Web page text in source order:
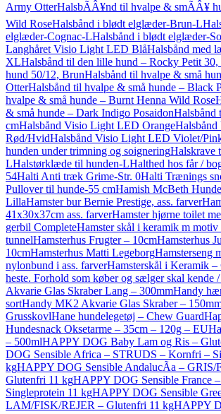
Army OtterHalsbÃÂ¥nd til hvalpe & smÃÂ¥
Wild RoseHalsbånd i blødt elglæder-Brun-L
elglæder-Cognac-LHalsbånd i blødt elglæder-
Langhåret Visio Light LED BlåHalsbånd med
XLHalsbånd til den lille hund – Rocky Petit 30,
hund 50/12, BrunHalsbånd til hvalpe & små
OtterHalsbånd til hvalpe & små hunde – Black
hvalpe & små hunde – Burnt Henna Wild Rose
& små hunde – Dark Indigo PosaidonHalsbånd
cmHalsbånd Visio Light LED Orange
Rød/HvidHalsbånd Visio Light LED Violet/
hunden under trimning og soigneringHalskrave
LHalstørklæde til hunden-LHalthed hos får /
54Halti Anti træk Grime-Str. 0Halti Trænings
Pullover til hunde-55 cmHamish McBeth
LillaHamster bur Bernie Prestige, ass. farver
41x30x37cm ass. farverHamster hjørne toilet
gerbil CompleteHamster skål i keramik m motiv
tunnelHamsterhus Frugter – 10cmHamsterhus
10cmHamsterhus Matti LegeborgHamsterseng
nylonbund i ass. farverHamsterskål i Keramik
heste. Forhold som køber og sælger skal kende
Akvarie Glas Skraber Lang – 300mmHandy
sortHandy MK2 Akvarie Glas Skraber –
GrusskovlHane hundelegetøj – Chew Guard
Hundesnack Oksetarme – 35cm – 120g – EU
– 500mlHAPPY DOG Baby Lam og Ris –
DOG Sensible Africa – STRUDS – Kornfri –
kgHAPPY DOG Sensible AndalucÃ­a –
Glutenfri 11 kgHAPPY DOG Sensible France
Singleprotein 11 kgHAPPY DOG Sensible
LAM/FISK/REJER – Glutenfri 11 kgHAPPY